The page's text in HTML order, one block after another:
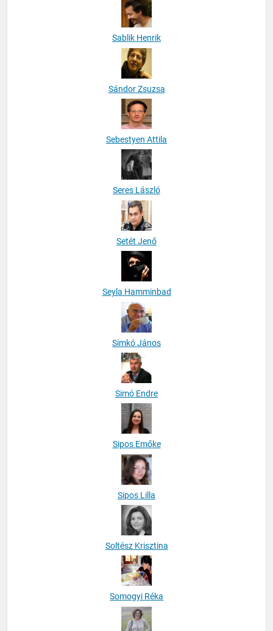
Sablik Henrik
Sándor Zsuzsa
Sebestyen Attila
Seres László
Setét Jenő
Seyla Hamminbad
Simkó János
Simó Endre
Sipos Emőke
Sipos Lilla
Soltész Krisztina
Somogyi Réka